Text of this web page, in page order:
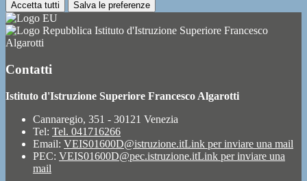
Accetta tutti Salva le preferenze
Istituto d'Istruzione Superiore Francesco
Algarotti
Contatti
Istituto d'Istruzione Superiore Francesco Algarotti
Cannaregio, 351 - 30121 Venezia
Tel: Tel. 041716266
Email: VEIS01600D@istruzione.itLink per inviare una mail
PEC: VEIS01600D@pec.istruzione.itLink per inviare una
mail